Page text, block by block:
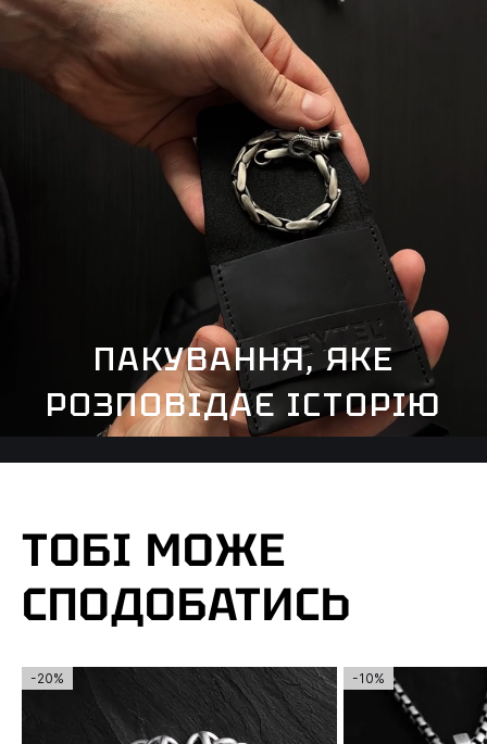
ПАКУВАННЯ, ЯКЕ
РОЗПОВІДАЄ ІСТОРІЮ
ТОБІ МОЖЕ
СПОДОБАТИСЬ
-20% -10%